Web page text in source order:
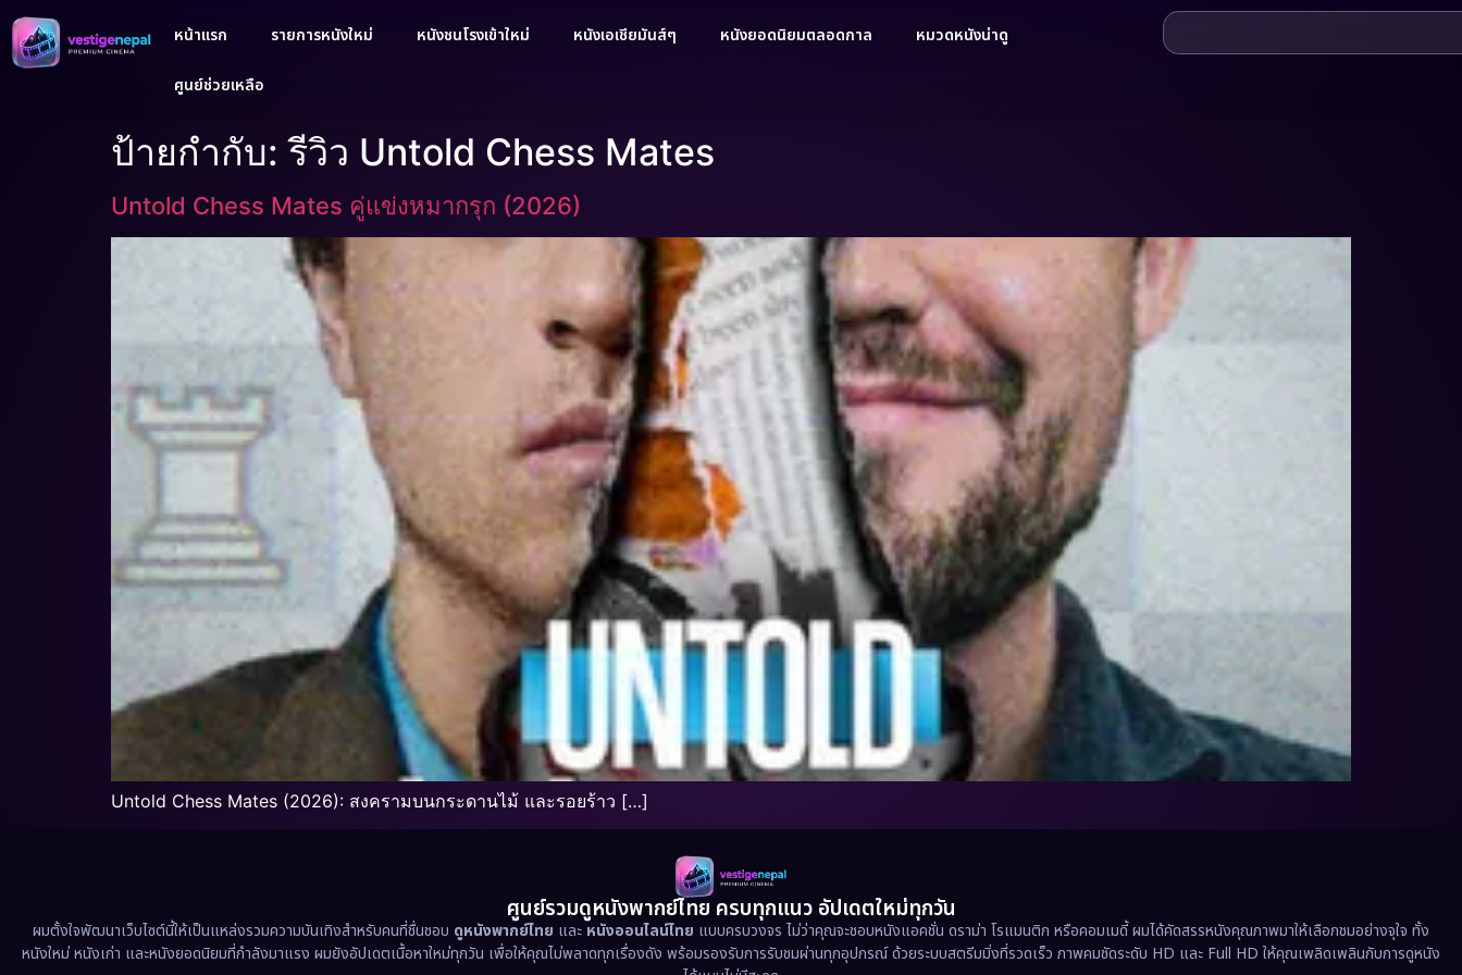
หน้าแรก รายการหนังใหม่ หนังชนโรงเข้าใหม่ หนังเอเชียมันส์ๆ หนังยอดนิยมตลอดกาล หมวดหนังน่าดู
ศูนย์ช่วยเหลือ
ป้ายกำกับ:รีวิว Untold Chess Mates
Untold Chess Mates คู่แข่งหมากรุก (2026)
Untold Chess Mates (2026): สงครามบนกระดานไม้ และรอยร้าว […]
ศูนย์รวมดูหนังพากย์ไทย ครบทุกแนว อัปเดตใหม่ทุกวัน
ผมตั้งใจพัฒนาเว็บไซต์นี้ให้เป็นแหล่งรวมความบันเทิงสำหรับคนที่ชื่นชอบ ดูหนังพากย์ไทย และ หนังออนไลน์ไทย แบบครบวงจร ไม่ว่าคุณจะชอบหนังแอคชั่น ดราม่า โรแมนติก หรือคอมเมดี้ ผมได้คัดสรรหนังคุณภาพมาให้เลือกชมอย่างจุใจ ทั้ง
หนังใหม่ หนังเก่า และหนังยอดนิยมที่กำลังมาแรง ผมยังอัปเดตเนื้อหาใหม่ทุกวัน เพื่อให้คุณไม่พลาดทุกเรื่องดัง พร้อมรองรับการรับชมผ่านทุกอุปกรณ์ ด้วยระบบสตรีมมิ่งที่รวดเร็ว ภาพคมชัดระดับ HD และ Full HD ให้คุณเพลิดเพลินกับการดูหนัง